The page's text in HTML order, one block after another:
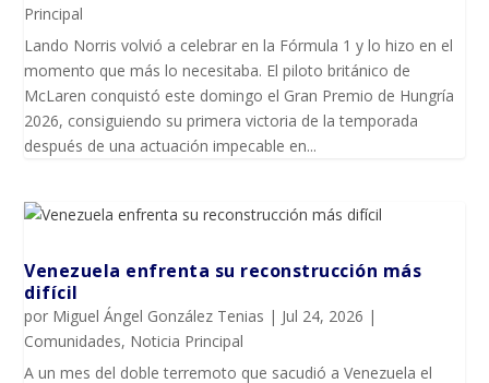
Principal
Lando Norris volvió a celebrar en la Fórmula 1 y lo hizo en el
momento que más lo necesitaba. El piloto británico de
McLaren conquistó este domingo el Gran Premio de Hungría
2026, consiguiendo su primera victoria de la temporada
después de una actuación impecable en...
Venezuela enfrenta su reconstrucción más
difícil
por Miguel Ángel González Tenias | Jul 24, 2026 |
Comunidades, Noticia Principal
A un mes del doble terremoto que sacudió a Venezuela el